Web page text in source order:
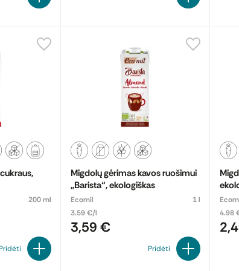
200 ml
Migdolų gėrimas kavos ruošimui
„Barista“, ekologiškas
Ecomil
1 l
3.59 €/l
3,59 €
Pridėti
4.98